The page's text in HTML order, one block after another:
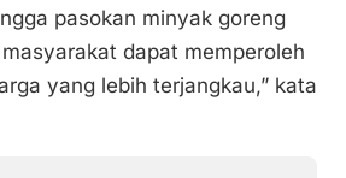
pasokan minyak goreng
dapat memperoleh
yang lebih terjangkau,” kata